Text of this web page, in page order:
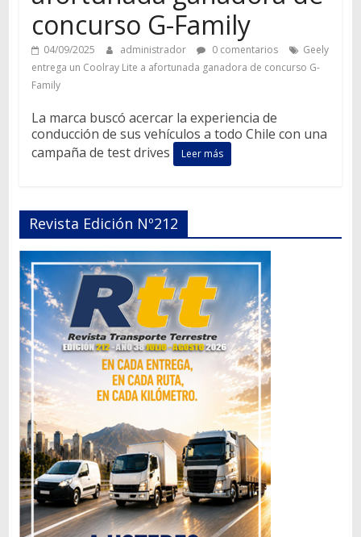
concurso G-Family
04/09/2025 administrador 0 comentarios
Geely
entrega un Coolray Lite a afortunada ganadora de concurso G-
Family
La marca buscó acercar la experiencia de
conducción de sus vehículos a todo Chile con una
campaña de test drives
Leer más
Revista Edición Nº212